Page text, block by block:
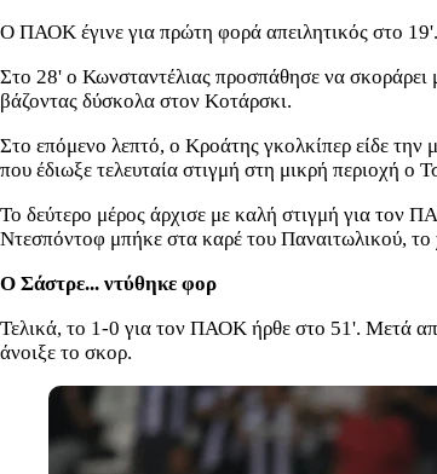
Ο ΠΑΟΚ έγινε για πρώτη φορά απειλητικός στο
Στο 28' ο Κωνσταντέλιας προσπάθησε να σκοράρει
βάζοντας δύσκολα στον Κοτάρσκι.
Στο επόμενο λεπτό, ο Κροάτης γκολκίπερ είδε την
που έδιωξε τελευταία στιγμή στη μικρή περιοχή ο
Το δεύτερο μέρος άρχισε με καλή στιγμή για τον
Ντεσπόντοφ μπήκε στα καρέ του Παναιτωλικού,
Ο Σάστρε... ντύθηκε φορ
Τελικά, το 1-0 για τον ΠΑΟΚ ήρθε στο 51'. Μετά
άνοιξε το σκορ.